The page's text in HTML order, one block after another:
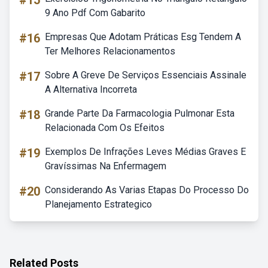
9 Ano Pdf Com Gabarito
#16 Empresas Que Adotam Práticas Esg Tendem A
Ter Melhores Relacionamentos
#17 Sobre A Greve De Serviços Essenciais Assinale
A Alternativa Incorreta
#18 Grande Parte Da Farmacologia Pulmonar Esta
Relacionada Com Os Efeitos
#19 Exemplos De Infrações Leves Médias Graves E
Gravíssimas Na Enfermagem
#20 Considerando As Varias Etapas Do Processo Do
Planejamento Estrategico
Related Posts